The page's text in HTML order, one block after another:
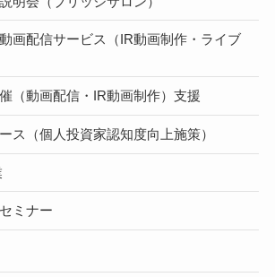
画配信サービス（IR動画制作・ライブ
（動画配信・IR動画制作）支援
ス（個人投資家認知度向上施策）
ミナー